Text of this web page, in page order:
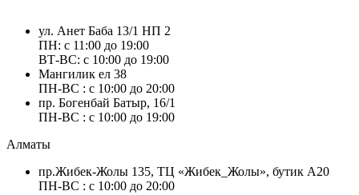
ул. Анет Баба 13/1 НП 2
ПН: с 11:00 до 19:00
ВТ-ВС: с 10:00 до 19:00
Мангилик ел 38
ПН-ВС : с 10:00 до 20:00
пр. Богенбай Батыр, 16/1
ПН-ВС : с 10:00 до 19:00
Алматы
пр.Жибек-Жолы 135, ТЦ «Жибек_Жолы», бутик А20
ПН-ВС : с 10:00 до 20:00